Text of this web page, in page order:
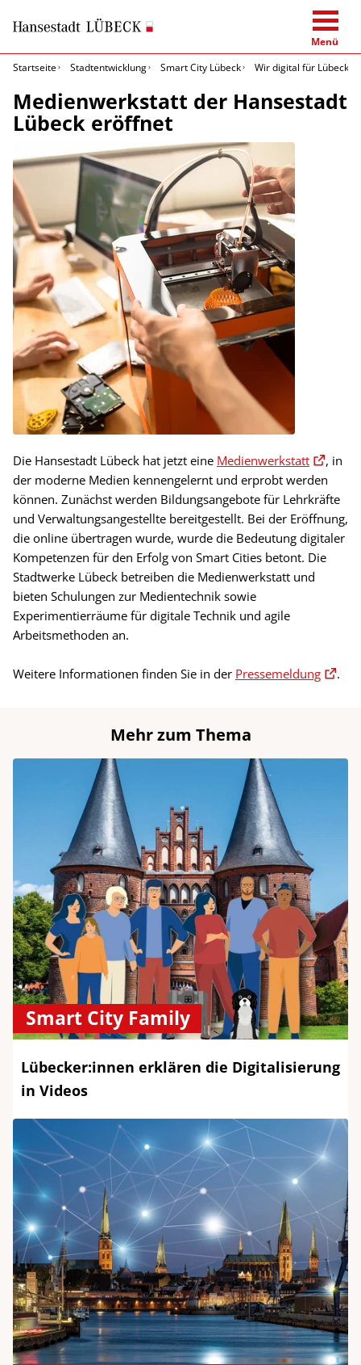
Menü
Startseite
Stadtentwicklung Smart City Lübeck Wir digital für Lübeck
Medienwerkstatt der Hansestadt
Lübeck eröffnet
Die Hansestadt Lübeck hat jetzt eine Medienwerkstatt
, in
der moderne Medien kennengelernt und erprobt werden
können. Zunächst werden Bildungsangebote für Lehrkräfte
und Verwaltungsangestellte bereitgestellt. Bei der Eröffnung,
die online übertragen wurde, wurde die Bedeutung digitaler
Kompetenzen für den Erfolg von Smart Cities betont. Die
Stadtwerke Lübeck betreiben die Medienwerkstatt und
bieten Schulungen zur Medientechnik sowie
Experimentierräume für digitale Technik und agile
Arbeitsmethoden an.
Weitere Informationen finden Sie in der Pressemeldung .
Mehr zum Thema
Smart City Family
Lübecker:innen erklären die Digitalisierung
in Videos